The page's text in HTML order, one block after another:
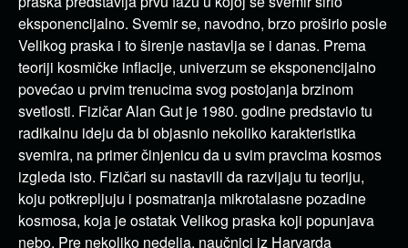
eksponencijalno. Svemir se, navodno, brzo proširio posle
Velikog praska i to širenje nastavlja se i danas. Prema
teoriji kosmičke inflacije, univerzum se eksponencijalno
povećao u prvim trenucima svog postojanja brzinom
svetlosti. Fizičar Alan Gut je 1980. godine predstavio tu
radikalnu ideju da bi objasnio nekoliko karakteristika
svemira, na primer činjenicu da u svim pravcima kosmos
izgleda isto. Fizičari su nastavili da razvijaju tu teoriju,
koju potkrepljuju i posmatranja mikrotalasne pozadine
kosmosa, koja je ostatak Velikog praska koji popunjava
nebo. Pre nekoliko nedelja, naučnici iz Harvarda